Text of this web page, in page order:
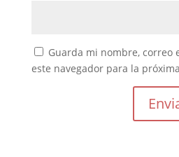
Guarda mi nombre, correo
este navegador para la